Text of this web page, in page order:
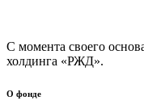
С момента своего
холдинга «РЖД».
О фонде